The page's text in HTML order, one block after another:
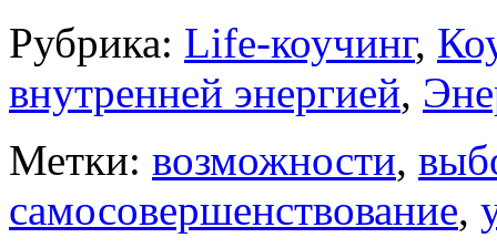
Рубрика: Life-коучинг,
внутренней энергией,
Метки: возможности,
самосовершенствование,